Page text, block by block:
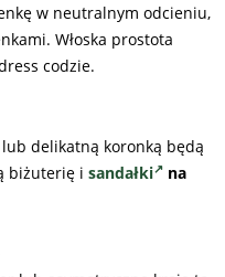
w neutralnym odcieniu,
Włoska prostota
codzie.
delikatną koronką będą
biżuterię i sandałki
na